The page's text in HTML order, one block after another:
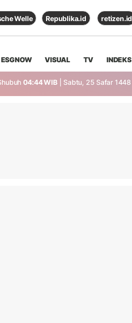
Welle Republika.id retizen.id
ESGNOW VISUAL TV INDEKS
04:44 WIB | Sabtu, 25 Safar 1448